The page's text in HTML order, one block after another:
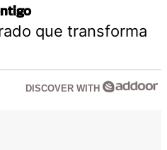
que transforma
DISCOVER WITH